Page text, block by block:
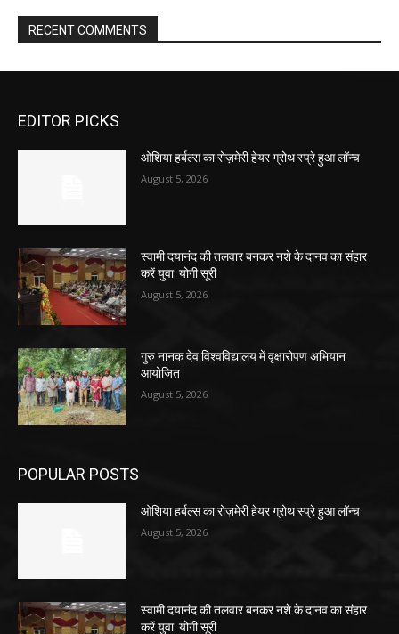
RECENT COMMENTS
EDITOR PICKS
ओशिया हर्बल्स का रोज़मेरी हेयर ग्रोथ स्प्रे हुआ लॉन्च
August 5, 2026
स्वामी दयानंद की तलवार बनकर नशे के दानव का संहार
करें युवा: योगी सूरी
August 5, 2026
गुरु नानक देव विश्वविद्यालय में वृक्षारोपण अभियान
आयोजित
August 5, 2026
POPULAR POSTS
ओशिया हर्बल्स का रोज़मेरी हेयर ग्रोथ स्प्रे हुआ लॉन्च
August 5, 2026
स्वामी दयानंद की तलवार बनकर नशे के दानव का संहार
करें युवा: योगी सूरी